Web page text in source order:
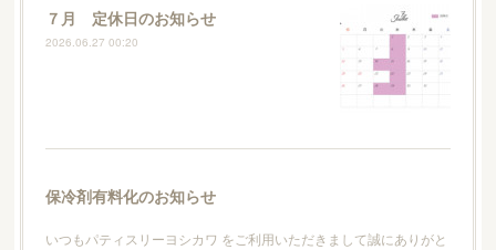
７月 定休日のお知らせ
2026.06.27 00:20
保冷剤有料化のお知らせ
いつもパティスリーヨシカワ をご利用いただきまして誠にありがと